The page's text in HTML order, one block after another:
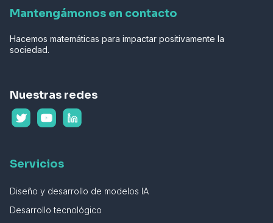
Mantengámonos en contacto
Hacemos matemáticas para impactar positivamente la
sociedad.
Nuestras redes
Servicios
Diseño y desarrollo de modelos IA
Desarrollo tecnológico